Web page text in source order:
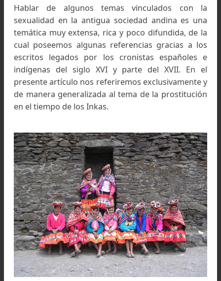
Hablar de algunos temas vinculados con
sexualidad en la antigua sociedad andina es
temática muy extensa, rica y poco difundida,
cual poseemos algunas referencias gracias a
escritos legados por los cronistas
indígenas del siglo XVI y parte del XVII.
presente artículo nos referiremos
en el tiempo de los Inkas.